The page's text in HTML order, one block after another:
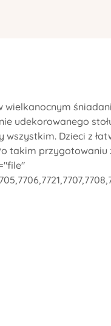
wielkanocnym
udekorowanego
Dzieci z
takim przygotowaniu